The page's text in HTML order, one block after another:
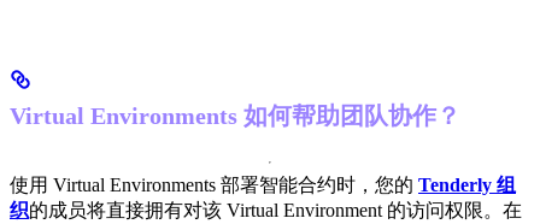
Virtual Environments 如何帮助团队协作？
使用 Virtual Environments 部署智能合约时，您的 Tenderly 组
织的成员将直接拥有对该 Virtual Environment 的访问权限。 在